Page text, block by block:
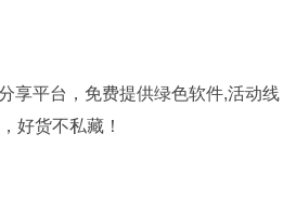
享平台，免费提供绿色软件,活动线
好货不私藏！